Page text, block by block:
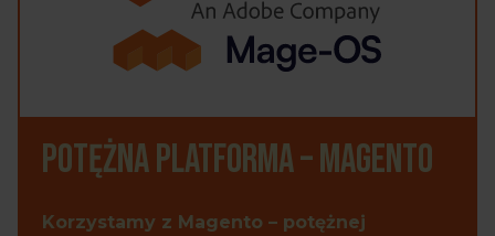
Potężna platforma – Magento
Korzystamy z Magento – potężnej